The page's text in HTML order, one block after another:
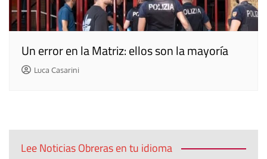
Un error en la Matriz: ellos son la mayoría
Luca Casarini
Lee Noticias Obreras en tu idioma